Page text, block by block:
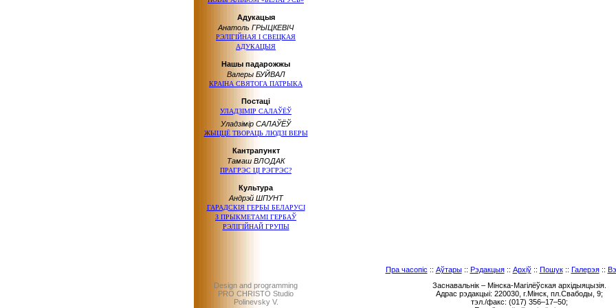
Адукацыя
Анатоль ГРЫЦКЕВІЧ
РЭЛІГІЙНАЯ І СВЕЦКАЯ
АДУКАЦЫЯ
Нашы падарожжы
Валеры БУЙВАЛ
КРАІНА СВЯТОГА ПАТРЫКА
Постаці
УЛАДЗІМІР САЛАЎЁЎ
Уладзімір САЛАЎЁЎ
ЖЫЦЦЁ ТВОРАЦЬ ЛЮДЗІ ВЕРЫ
Кантрапункт
Тамаш ВЛОДАК
ПРАГРЭС ЦІ РЭГРЭС?
Культура
Андрэй ШПУНТ
ГАРАДСКІЯ ГЕРБЫ БЕЛАРУСІ
З ПРЫКМЕТАМІ ГЕРБАЎ
РЭЛІГІЙНАЙ ГРУПЫ
Design and programming
PRO CHRISTO Studio
Polinevsky V.
Пра часопіс :: Аўтары:: Рэдакцыя:: Архіў:: Пошук:: Галерэя::
Заснавальнік – Мінска-Магілёўская архідыяцызія.
Адрас рэдакцыі: 220030, г.Мінск, пл.Свабоды, 9;
тэл./факс: (017) 356–17–50;